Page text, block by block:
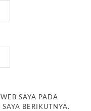
SAYA PADA
BERIKUTNYA.